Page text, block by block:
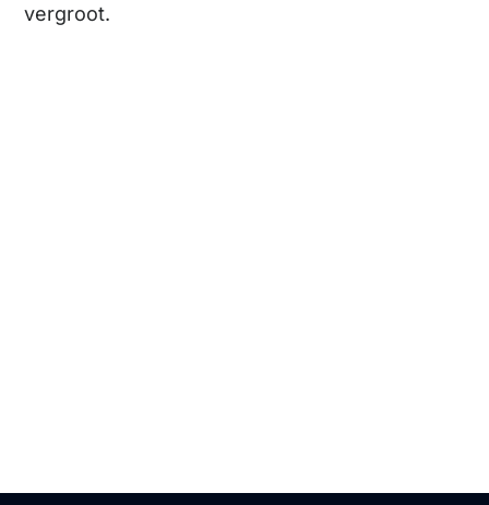
vergroot.